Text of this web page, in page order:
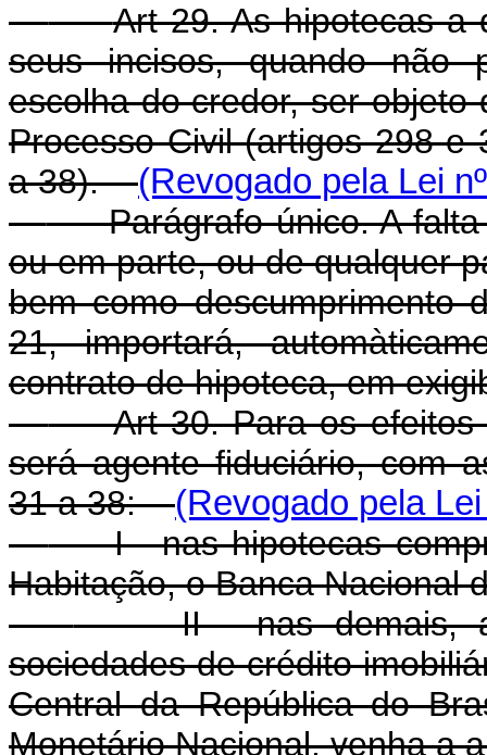
Art 29. As hipotecas a
seus incisos, quando não
escolha do credor, ser
Processo Civil (artigos 298 e
a 38).(Revogado pela Lei
Parágrafo único. A falta
ou em parte, ou de qualquer
bem como descumprimento
21, importará,
contrato de hipoteca, em
Art 30. Para os efeitos
será agente fiduciário, com
31 a 38:(Revogado pela
I - nas hipotecas
Habitação, o Banca Nacional
II - nas demais, as
sociedades de crédito
Central da República do
Monetário Nacional, venha a